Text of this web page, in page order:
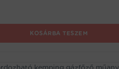
KOSÁRBA TESZEM